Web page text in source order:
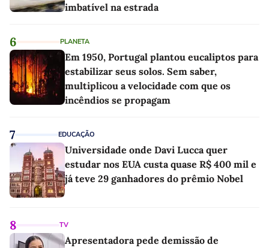
imbatível na estrada
6 PLANETA
Em 1950, Portugal plantou eucaliptos para
estabilizar seus solos. Sem saber,
multiplicou a velocidade com que os
incêndios se propagam
7 EDUCAÇÃO
Universidade onde Davi Lucca quer
estudar nos EUA custa quase R$ 400 mil e
já teve 29 ganhadores do prêmio Nobel
8 TV
Apresentadora pede demissão de